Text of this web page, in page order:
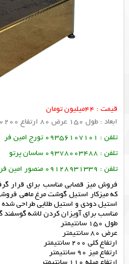
قیمت : 44میلیون تومان
ابعاد : طول 150 عرض 80 ارتفاع 200 سانتیمتر
تلفن : 09356107101 تورج امین فر
تلفن : 09378003488 ساسان پرتو
تلفن : 09128931339 منصور امین فر
فروش میز قصابی مناسب برای قرار
که میزکار استیل گوشت مرغ ماهی
استیل دودی و استیل طلایی طراحی
مناسب برای آویزان کردن لاشه گوسفند
طول 150 سانتیمتر
عرض 80 سانتیمتر
ارتفاع کلی 200 سانتیمتر
ارتفاع میز 90 سانتیمتر